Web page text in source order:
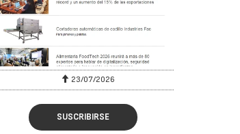
23/07/2026
SUSCRIBIRSE